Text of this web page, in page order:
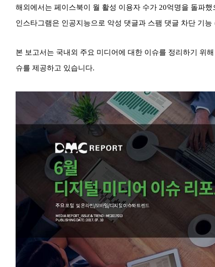
해외에서는 페이스북이 월 활성 이용자 수가 20억명을 돌파했
인스타그램은 인공지능으로 악성 댓글과 스팸 댓글 차단 기
본 보고서는 국내외 주요 미디어에 대한 이슈를 정리하기 위
슈를 제공하고 있습니다.